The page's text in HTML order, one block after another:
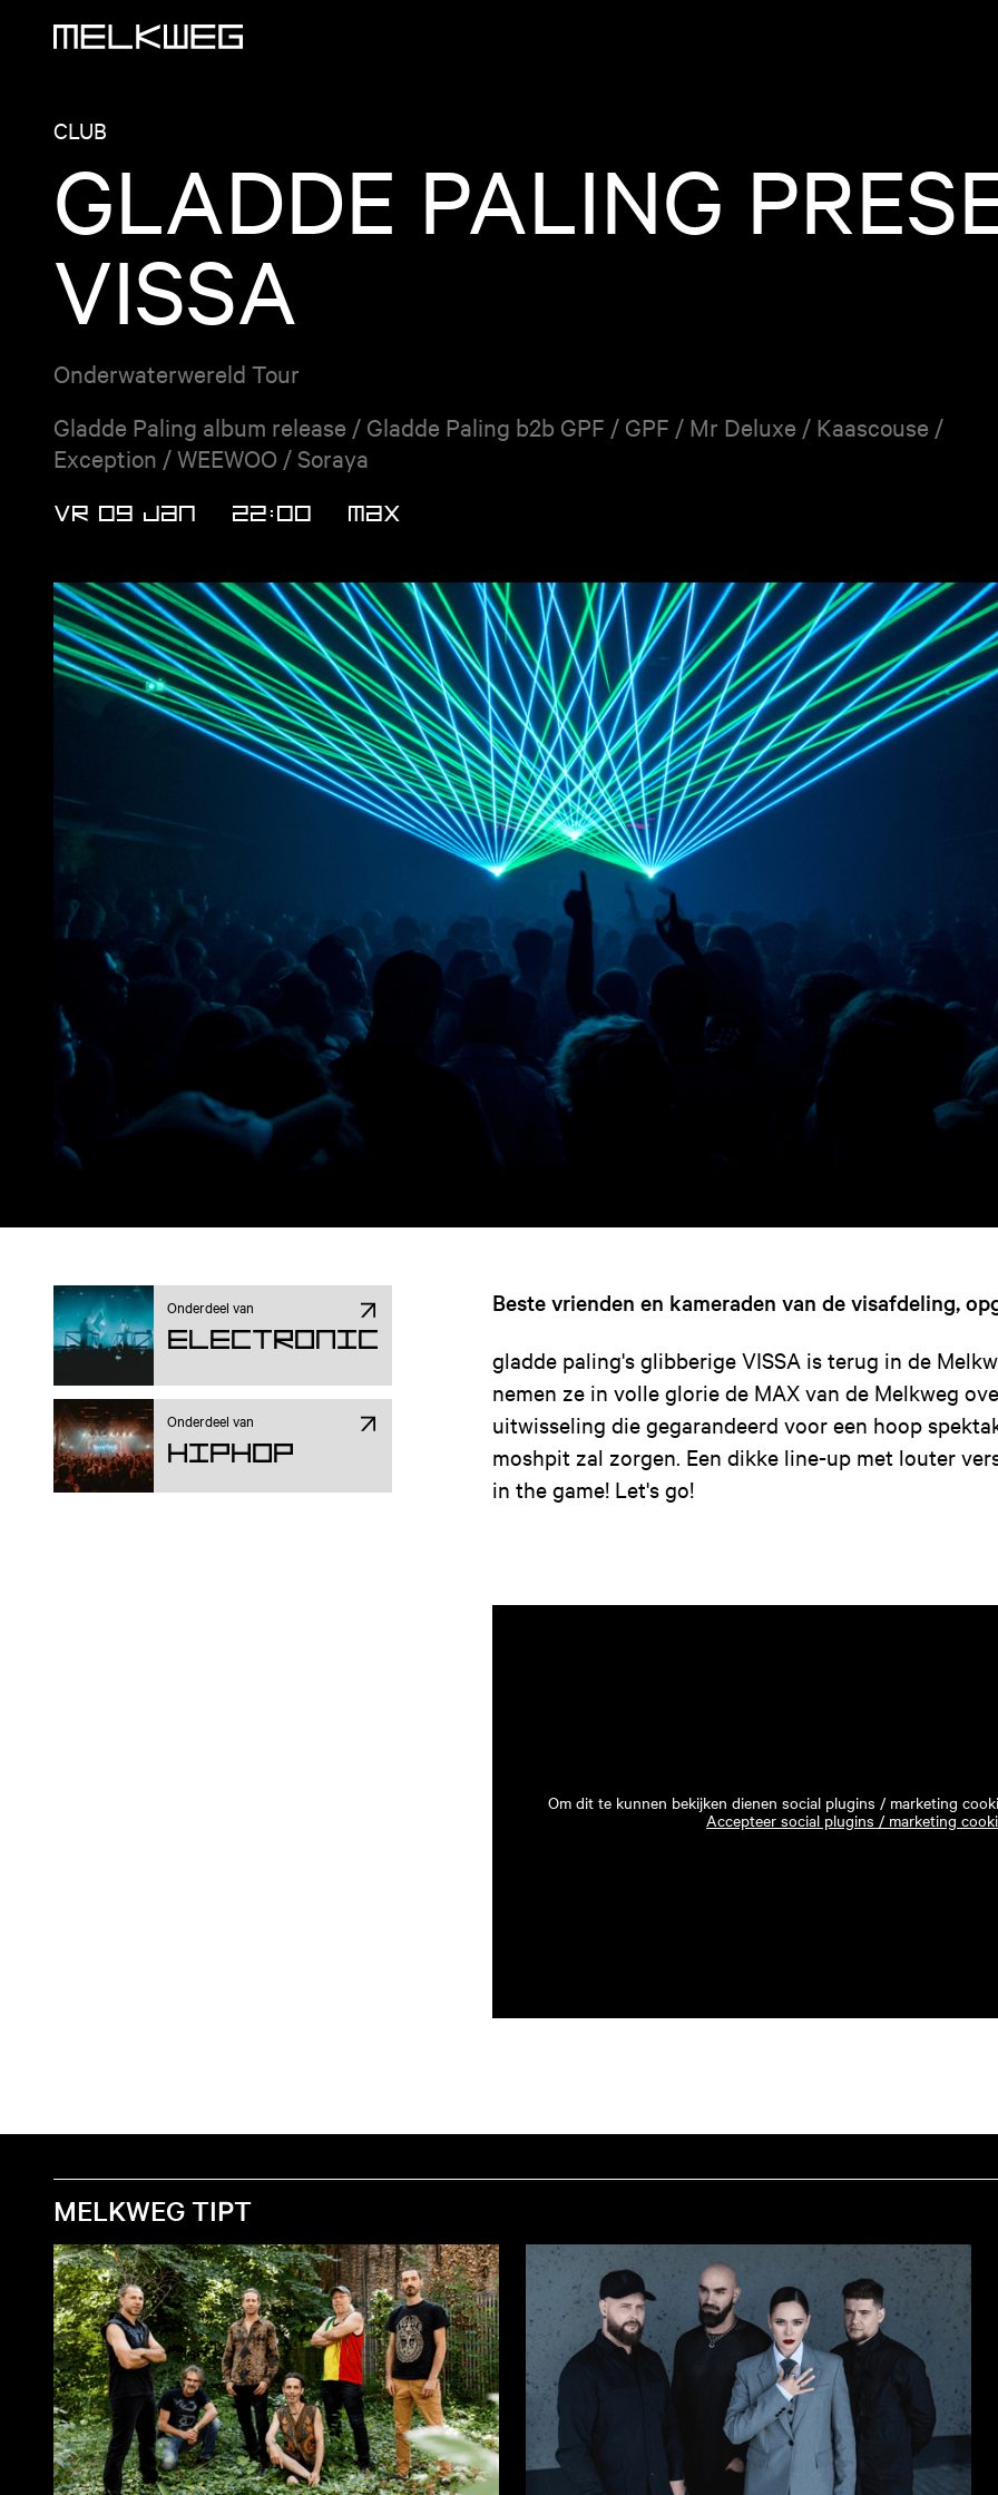
CLUB
GLADDE PALING
VISSA
Onderwaterwereld Tour
Gladde Paling album release / Gladde Paling b2b GPF / GPF / Mr Deluxe / Kaascouse /
Exception / WEEWOO / Soraya
VR 09 JAN 22:00 MAX
Onderdeel van
Electronic
Onderdeel van
Hiphop
Beste vrienden en kameraden van de visafdeling,
gladde paling's glibberige VISSA is terug in de
nemen ze in volle glorie de MAX van de Melkweg
uitwisseling die gegarandeerd voor een hoop
moshpit zal zorgen. Een dikke line-up met louter
in the game! Let's go!
Om dit te kunnen bekijken dienen social plugins / marketing
Accepteer social plugins / marketing
MELKWEG TIPT